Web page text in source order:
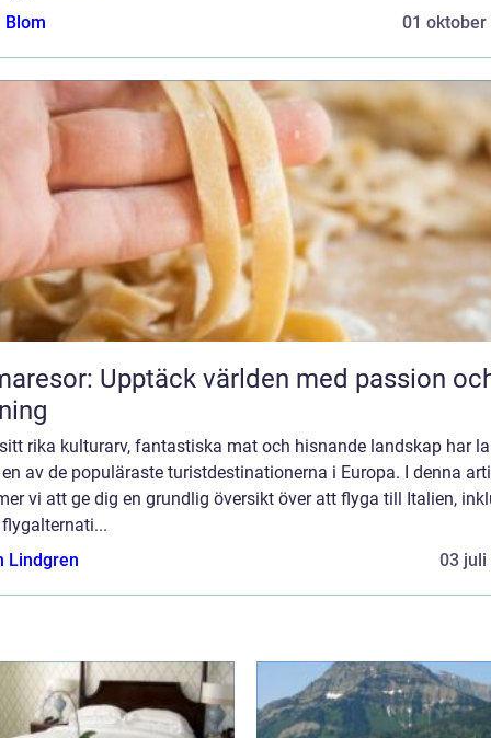
Blom
01 oktober
Upptäck världen med passion
rika kulturarv, fantastiska mat och hisnande landskap har
av de populäraste turistdestinationerna i Europa. I denna
vi att ge dig en grundlig översikt över att flyga till Italien,
Lindgren
03 juli